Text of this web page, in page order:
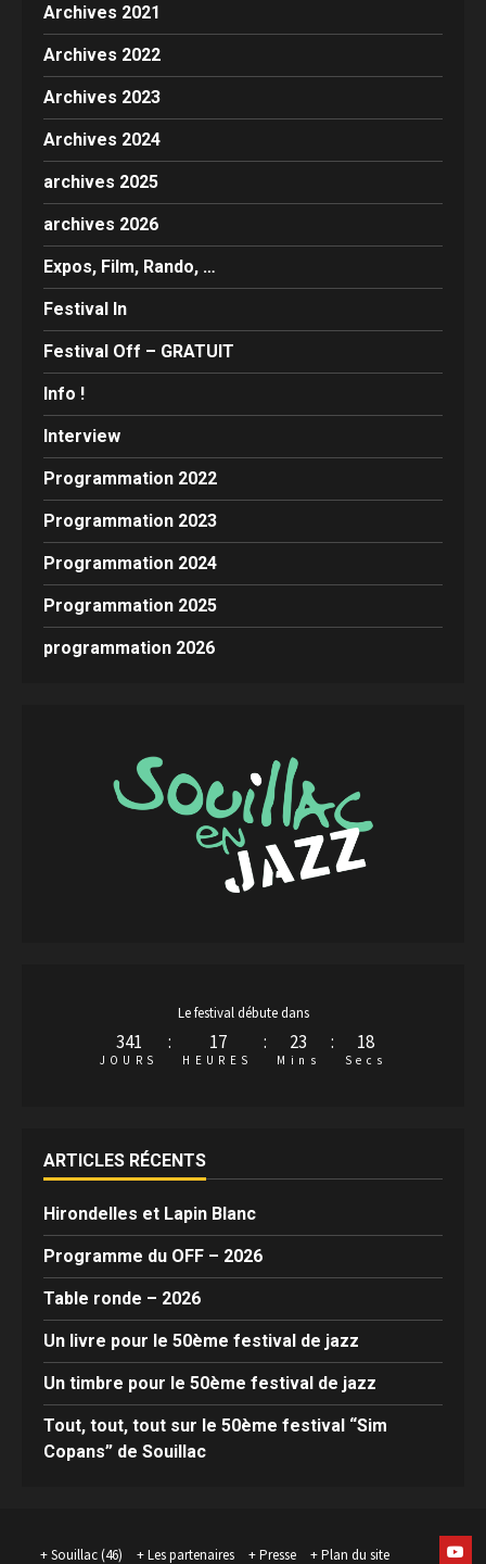
Archives 2021
Archives 2022
Archives 2023
Archives 2024
archives 2025
archives 2026
Expos, Film, Rando, …
Festival In
Festival Off – GRATUIT
Info !
Interview
Programmation 2022
Programmation 2023
Programmation 2024
Programmation 2025
programmation 2026
Le festival débute dans
341
JOURS
: 17
HEURES
: 23
Mins
: 18
Secs
ARTICLES RÉCENTS
Hirondelles et Lapin Blanc
Programme du OFF – 2026
Table ronde – 2026
Un livre pour le 50ème festival de jazz
Un timbre pour le 50ème festival de jazz
Tout, tout, tout sur le 50ème festival “Sim
Copans” de Souillac
Souillac (46) Les partenaires Presse Plan du site